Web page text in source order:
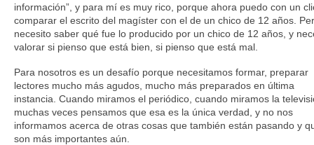
información”, y para mí es muy rico, porque ahora puedo con un
comparar el escrito del magíster con el de un chico de 12 años.
necesito saber qué fue lo producido por un chico de 12 años, y
valorar si pienso que está bien, si pienso que está mal.
Para nosotros es un desafío porque necesitamos formar, preparar
lectores mucho más agudos, mucho más preparados en última
instancia. Cuando miramos el periódico, cuando miramos la
muchas veces pensamos que esa es la única verdad, y no nos
informamos acerca de otras cosas que también están pasando y
son más importantes aún.